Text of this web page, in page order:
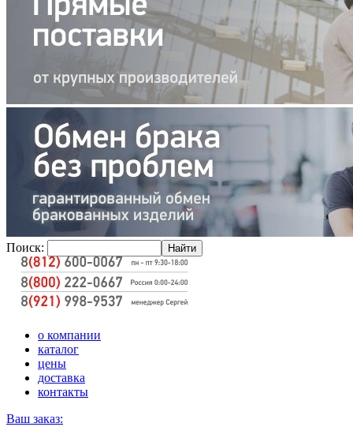
Поиск:
о компании
каталог
цены
доставка
контакты
Ваш заказ: